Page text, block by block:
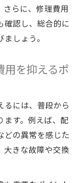
さらに、修理費用
確認し、総合的に
しょう。
用を抑えるポ
るには、普段から
ます。例えば、配
どの異常を感じた
大きな故障や交換